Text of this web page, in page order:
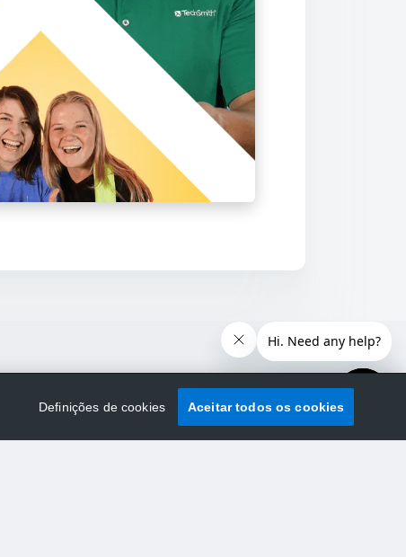
Definições de cookies Aceitar todos os cookies